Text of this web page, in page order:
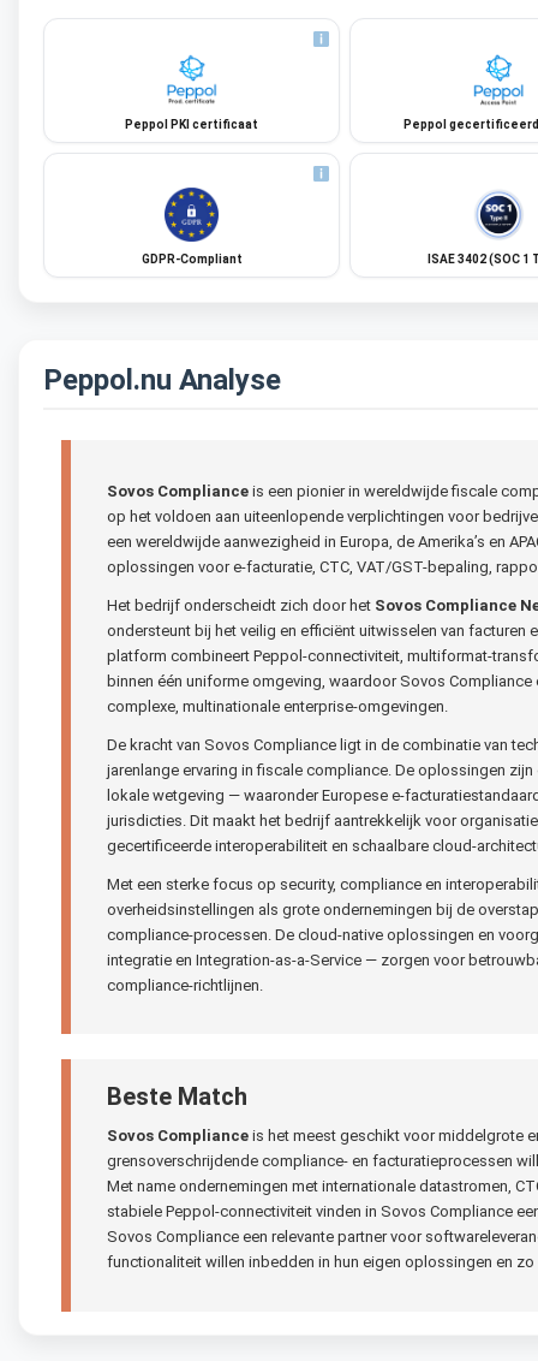
Peppol PKI certificaat Peppol
GDPR-Compliant ISAE 3402 (SOC 1
Peppol.nu Analyse
Sovos Compliance is een pionier in wereldwijde fiscale
op het voldoen aan uiteenlopende verplichtingen voor
een wereldwijde aanwezigheid in Europa, de Amerika’s en
oplossingen voor e-facturatie, CTC, VAT/GST-bepaling,
Het bedrijf onderscheidt zich door het Sovos Compliance
ondersteunt bij het veilig en efficiënt uitwisselen van facturen
platform combineert Peppol-connectiviteit, multiformat-
binnen één uniforme omgeving, waardoor Sovos
complexe, multinationale enterprise-omgevingen.
De kracht van Sovos Compliance ligt in de combinatie van
jarenlange ervaring in fiscale compliance. De oplossingen
lokale wetgeving — waaronder Europese e-
jurisdicties. Dit maakt het bedrijf aantrekkelijk voor
gecertificeerde interoperabiliteit en schaalbare cloud-
Met een sterke focus op security, compliance en
overheidsinstellingen als grote ondernemingen bij de
compliance-processen. De cloud-native oplossingen en
integratie en Integration-as-a-Service — zorgen voor
compliance-richtlijnen.
Beste Match
Sovos Compliance is het meest geschikt voor middelgrote
grensoverschrijdende compliance- en facturatieprocessen
Met name ondernemingen met internationale datastromen,
stabiele Peppol-connectiviteit vinden in Sovos Compliance
Sovos Compliance een relevante partner voor
functionaliteit willen inbedden in hun eigen oplossingen en